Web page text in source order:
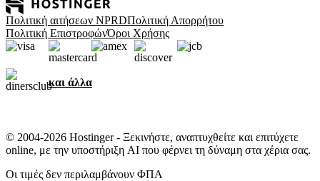
Πολιτική αιτήσεων NPRDΠολιτική Απορρήτου
Πολιτική ΕπιστροφώνΌροι Χρήσης
και άλλα
© 2004-2026 Hostinger - Ξεκινήστε, αναπτυχθείτε και επιτύχετε
online, με την υποστήριξη AI που φέρνει τη δύναμη στα χέρια σας.
Οι τιμές δεν περιλαμβάνουν ΦΠΑ